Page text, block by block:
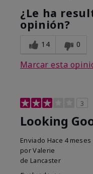
¿Le ha
opinión?
14 0
Marcar esta
3
Looking
Enviado Hace 4 meses
porValerie
de Lancaster